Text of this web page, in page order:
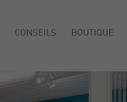
CONSEILS BOUTIQUE